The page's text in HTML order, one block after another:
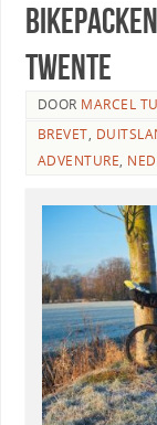
Twente
DOOR MARCEL
BREVET,
ADVENTURE,